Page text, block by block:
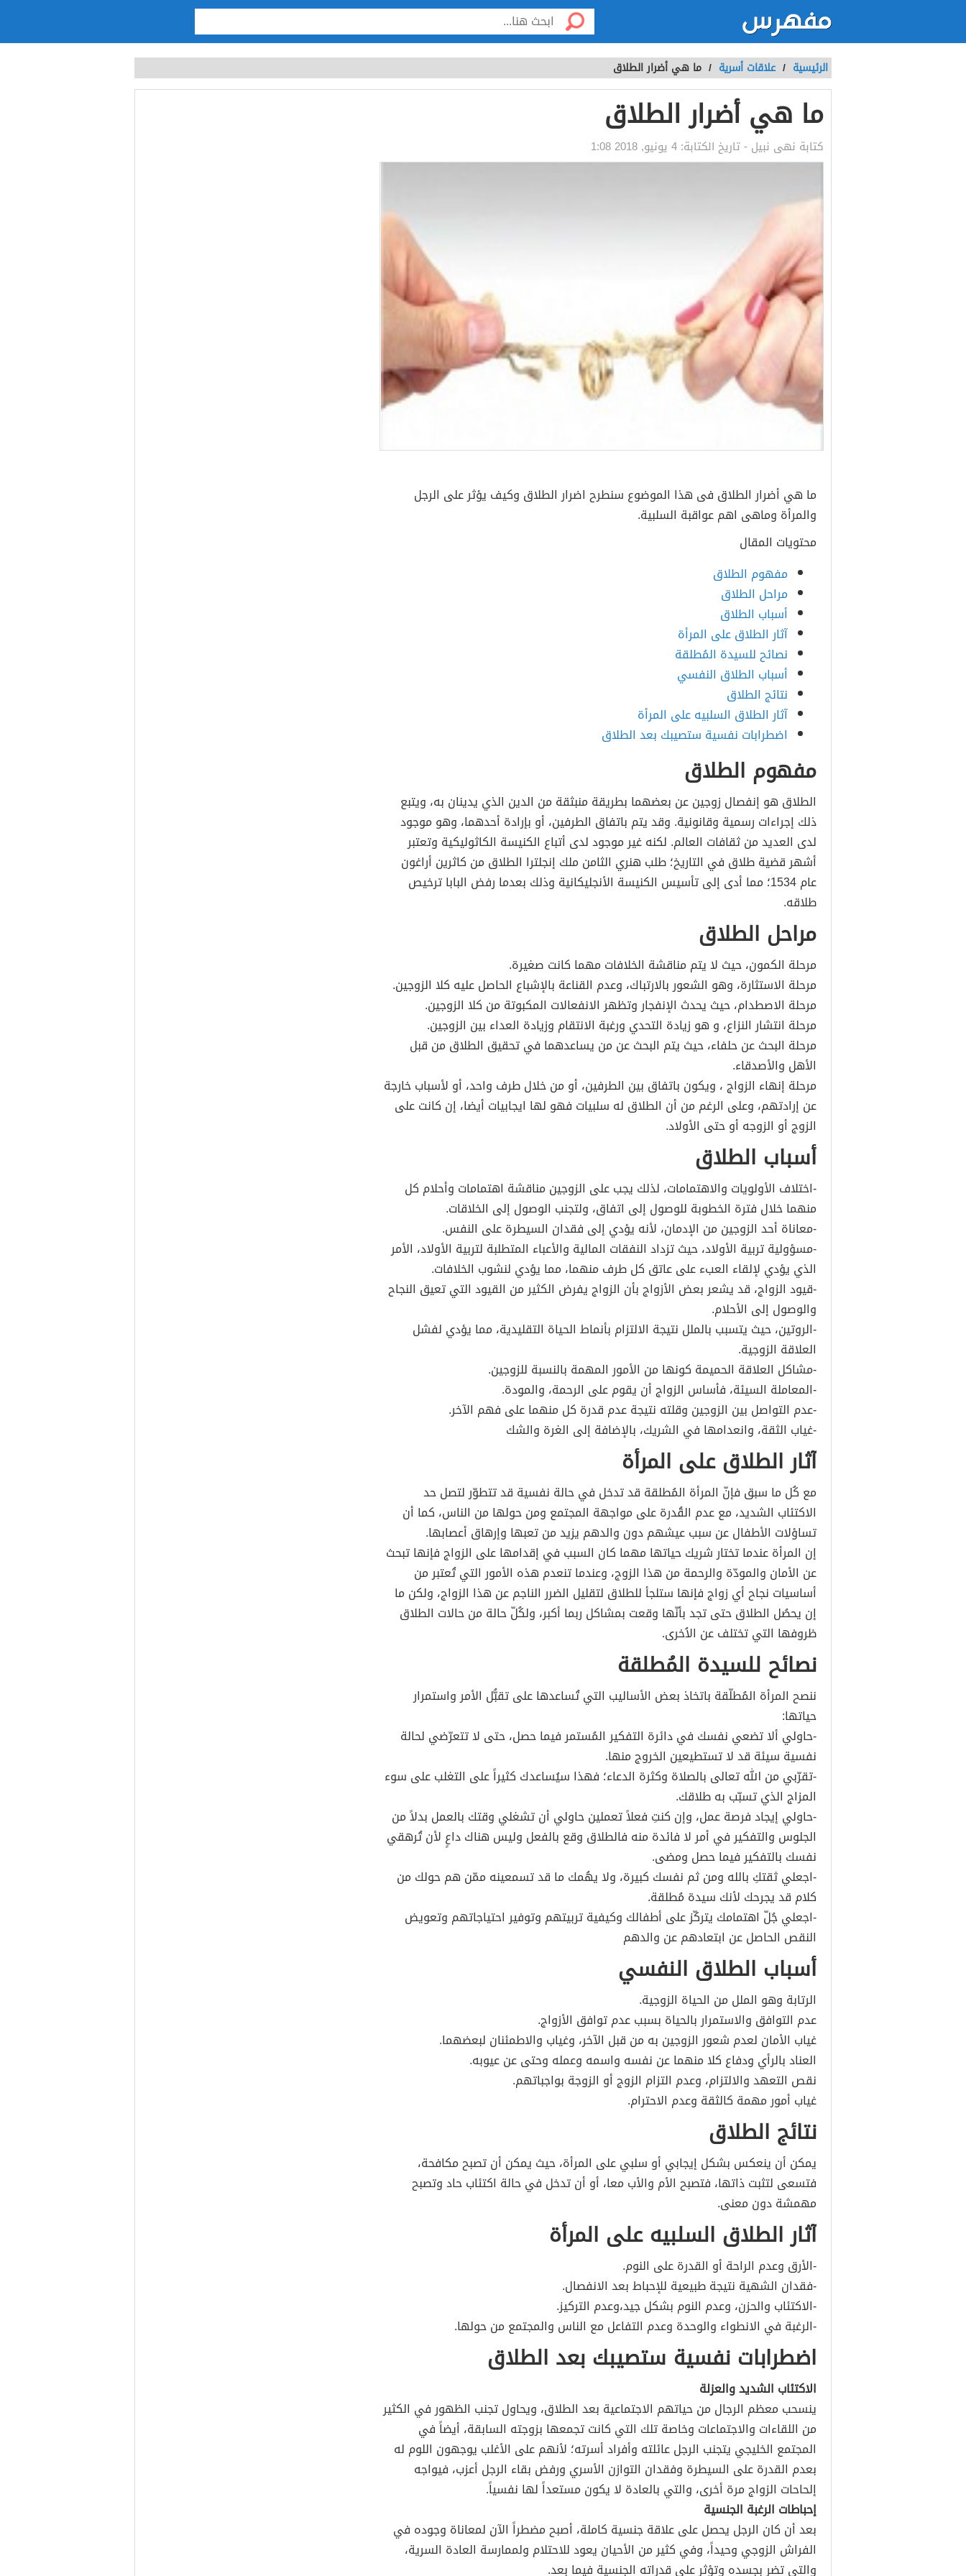
الرئيسية / علاقات أسرية / ما هي أضرار الطلاق
ما هي أضرار الطلاق
كتابة نهى نبيل - تاريخ الكتابة: 4 يونيو, 2018 1:08
ما هي أضرار الطلاق فى هذا الموضوع سنطرح اضرار الطلاق وكيف يؤثر على الرجل
والمرأة وماهى اهم عواقبة السلبية.
محتويات المقال
مفهوم الطلاق
مراحل الطلاق
أسباب الطلاق
آثار الطلاق على المرأة
نصائح للسيدة المُطلقة
أسباب الطلاق النفسي
نتائج الطلاق
آثار الطلاق السلبيه على المرأة
اضطرابات نفسية ستصيبك بعد الطلاق
مفهوم الطلاق
الطلاق هو إنفصال زوجين عن بعضهما بطريقة منبثقة من الدين الذي يدينان به، ويتبع
ذلك إجراءات رسمية وقانونية. وقد يتم باتفاق الطرفين، أو بإرادة أحدهما، وهو موجود
لدى العديد من ثقافات العالم. لكنه غير موجود لدى أتباع الكنيسة الكاثوليكية وتعتبر
أشهر قضية طلاق في التاريخ؛ طلب هنري الثامن ملك إنجلترا الطلاق من كاثرين أراغون
عام 1534؛ مما أدى إلى تأسيس الكنيسة الأنجليكانية وذلك بعدما رفض البابا ترخيص
طلاقه.
مراحل الطلاق
مرحلة الكمون، حيث لا يتم مناقشة الخلافات مهما كانت صغيرة.
مرحلة الاستثارة، وهو الشعور بالارتباك، وعدم القناعة بالإشباع الحاصل عليه كلا الزوجين.
مرحلة الاصطدام، حيث يحدث الإنفجار وتظهر الانفعالات المكبوتة من كلا الزوجين.
مرحلة انتشار النزاع، و هو زيادة التحدي ورغبة الانتقام وزيادة العداء بين الزوجين.
مرحلة البحث عن حلفاء، حيث يتم البحث عن من يساعدهما في تحقيق الطلاق من قبل
الأهل والأصدقاء.
مرحلة إنهاء الزواج ، ويكون باتفاق بين الطرفين، أو من خلال طرف واحد، أو لأسباب خارجة
عن إرادتهم، وعلى الرغم من أن الطلاق له سلبيات فهو لها ايجابيات أيضا، إن كانت على
الزوج أو الزوجه أو حتى الأولاد.
أسباب الطلاق
-اختلاف الأولويات والاهتمامات، لذلك يجب على الزوجين مناقشة اهتمامات وأحلام كل
منهما خلال فترة الخطوبة للوصول إلى اتفاق، ولتجنب الوصول إلى الخلاقات.
-معاناة أحد الزوجين من الإدمان، لأنه يؤدي إلى فقدان السيطرة على النفس.
-مسؤولية تربية الأولاد، حيث تزداد النفقات المالية والأعباء المتطلبة لتربية الأولاد، الأمر
الذي يؤدي لإلقاء العبء على عاتق كل طرف منهما، مما يؤدي لنشوب الخلافات.
-قيود الزواج، قد يشعر بعض الأزواج بأن الزواج يفرض الكثير من القيود التي تعيق النجاح
والوصول إلى الأحلام.
-الروتين، حيث يتسبب بالملل نتيجة الالتزام بأنماط الحياة التقليدية، مما يؤدي لفشل
العلاقة الزوجية.
-مشاكل العلاقة الحميمة كونها من الأمور المهمة بالنسبة للزوجين.
-المعاملة السيئة، فأساس الزواج أن يقوم على الرحمة، والمودة.
-عدم التواصل بين الزوجين وقلته نتيجة عدم قدرة كل منهما على فهم الآخر.
-غياب الثقة، وانعدامها في الشريك، بالإضافة إلى الغرة والشك
آثار الطلاق على المرأة
مع كُل ما سبق فإنّ المرأة المُطلقة قد تدخل في حالة نفسية قد تتطوّر لتصل حد
الاكتئاب الشديد، مع عدم القُدرة على مواجهة المجتمع ومن حولها من الناس، كما أن
تساؤلات الأطفال عن سبب عيشهم دون والدهم يزيد من تعبها وإرهاق أعصابها.
إن المرأة عندما تختار شريك حياتها مهما كان السبب في إقدامها على الزواج فإنها تبحث
عن الأمان والمودّة والرحمة من هذا الزوج، وعندما تنعدم هذه الأمور التي تُعتبر من
أساسيات نجاح أي زواج فإنها ستلجأ للطلاق لتقليل الضرر الناجم عن هذا الزواج، ولكن ما
إن يحصُل الطلاق حتى تجد بأنّها وقعت بمشاكل ربما أكبر، ولكُلّ حالة من حالات الطلاق
ظروفها التي تختلف عن الاُخرى.
نصائح للسيدة المُطلقة
ننصح المرأة المُطلّقة باتخاذ بعض الأساليب التي تُساعدها على تقبُّل الأمر واستمرار
حياتها:
-حاولي ألا تضعي نفسك في دائرة التفكير المُستمر فيما حصل، حتى لا تتعرّضي لحالة
نفسية سيئة قد لا تستطيعين الخروج منها.
-تقرّبي من الله تعالى بالصلاة وكثرة الدعاء؛ فهذا سيُساعدك كثيراً على التغلب على سوء
المزاج الذي تسبّب به طلاقك.
-حاولي إيجاد فرصة عمل، وإن كنتِ فعلاً تعملين حاولي أن تشغلي وقتك بالعمل بدلاً من
الجلوس والتفكير في أمر لا فائدة منه فالطلاق وقع بالفعل وليس هناك داعٍ لأن تُرهقي
نفسك بالتفكير فيما حصل ومضى.
-اجعلي ثقتكِ بالله ومن ثم نفسك كبيرة، ولا يهُمك ما قد تسمعينه ممّن هم حولك من
كلام قد يجرحك لأنك سيدة مُطلقة.
-اجعلي جُلّ اهتمامك يتركّز على أطفالك وكيفية تربيتهم وتوفير احتياجاتهم وتعويض
النقص الحاصل عن ابتعادهم عن والدهم
أسباب الطلاق النفسي
الرتابة وهو الملل من الحياة الزوجية.
عدم التوافق والاستمرار بالحياة بسبب عدم توافق الأزواج.
غياب الأمان لعدم شعور الزوجين به من قبل الآخر، وغياب والاطمئنان لبعضهما.
العناد بالرأي ودفاع كلا منهما عن نفسه واسمه وعمله وحتى عن عيوبه.
نقص التعهد والالتزام، وعدم التزام الزوج أو الزوجة بواجباتهم.
غياب أمور مهمة كالثقة وعدم الاحترام.
نتائج الطلاق
يمكن أن ينعكس بشكل إيجابي أو سلبي على المرأة، حيث يمكن أن تصبح مكافحة،
فتسعى لتثبت ذاتها، فتصبح الأم والأب معا، أو أن تدخل في حالة اكتئاب حاد وتصبح
مهمشة دون معنى.
آثار الطلاق السلبيه على المرأة
-الأرق وعدم الراحة أو القدرة على النوم.
-فقدان الشهية نتيجة طبيعية للإحباط بعد الانفصال.
-الاكتئاب والحزن، وعدم النوم بشكل جيد،وعدم التركيز.
-الرغبة في الانطواء والوحدة وعدم التفاعل مع الناس والمجتمع من حولها.
اضطرابات نفسية ستصيبك بعد الطلاق
الاكتئاب الشديد والعزلة
ينسحب معظم الرجال من حياتهم الاجتماعية بعد الطلاق، ويحاول تجنب الظهور في الكثير
من اللقاءات والاجتماعات وخاصة تلك التي كانت تجمعها بزوجته السابقة، أيضاً في
المجتمع الخليجي يتجنب الرجل عائلته وأفراد أسرته؛ لأنهم على الأغلب يوجهون اللوم له
بعدم القدرة على السيطرة وفقدان التوازن الأسري ورفض بقاء الرجل أعزب، فيواجه
إلحاحات الزواج مرة أخرى، والتي بالعادة لا يكون مستعداً لها نفسياً.
إحباطات الرغبة الجنسية
بعد أن كان الرجل يحصل على علاقة جنسية كاملة، أصبح مضطراً الآن لمعاناة وجوده في
الفراش الزوجي وحيداً، وفي كثير من الأحيان يعود للاحتلام ولممارسة العادة السرية،
والتي تضر بجسده وتؤثر على قدراته الجنسية فيما بعد.